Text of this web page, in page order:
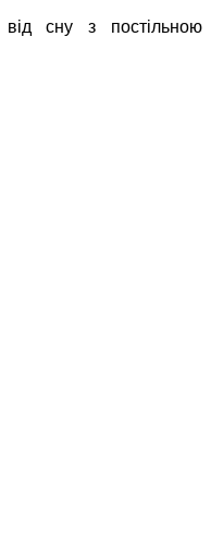
сну з постільною